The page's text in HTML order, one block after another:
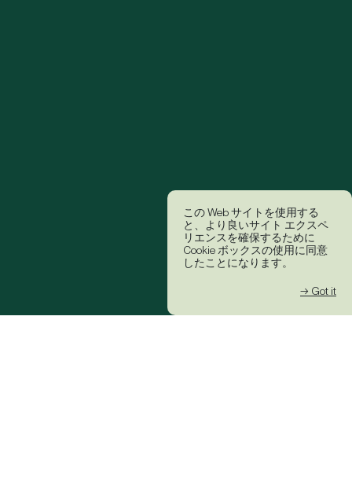
この Web サイトを使用する
と、より良いサイト エクスペ
リエンスを確保するために
Cookie ボックスの使用に同意
したことになります。
→ Got it